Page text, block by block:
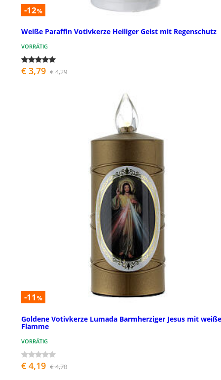
-12%
Weiße Paraffin Votivkerze Heiliger Geist mit Regenschutz
VORRÄTIG
€ 3,79 € 4,29
-11 %
Goldene Votivkerze Lumada Barmherziger Jesus mit
Flamme
VORRÄTIG
€ 4,19 € 4,70